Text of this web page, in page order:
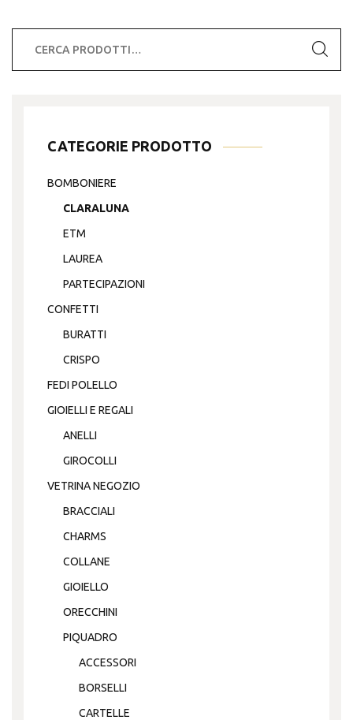
Le
possono
pagina
CATEGORIE PRODOTTO
BOMBONIERE
CLARALUNA
ETM
LAUREA
PARTECIPAZIONI
CONFETTI
BURATTI
CRISPO
FEDI POLELLO
GIOIELLI E REGALI
ANELLI
GIROCOLLI
VETRINA NEGOZIO
BRACCIALI
CHARMS
COLLANE
GIOIELLO
ORECCHINI
PIQUADRO
ACCESSORI
BORSELLI
CARTELLE